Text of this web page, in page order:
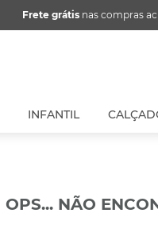
Frete grátisnas compras
INFANTIL
OPS... NÃO